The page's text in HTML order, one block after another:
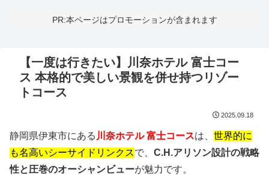
PR:本ページはプロモーションが含まれます
【一度は行きたい】川奈ホテル 富士コー
ス 本格的で美しい景観を併せ持つリゾー
トコース
2025.09.18
静岡県伊東市にある 川奈ホテル 富士コースは、 世界的に
も名高いシーサイドリンクスで、 C.H.アリソン設計の戦略
性と圧巻のオーシャンビューが魅力です。